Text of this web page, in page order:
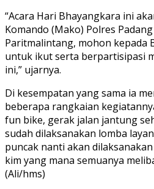
“Acara Hari Bhayangkara ini
Komando (Mako) Polres
Paritmalintang, mohon kepada
untuk ikut serta berpartisipasi
ini,” ujarnya.
Di kesempatan yang sama ia
beberapa rangkaian
fun bike, gerak jalan jantung
sudah dilaksanakan lomba
puncak nanti akan
kim yang mana semuanya
(Ali/hms)